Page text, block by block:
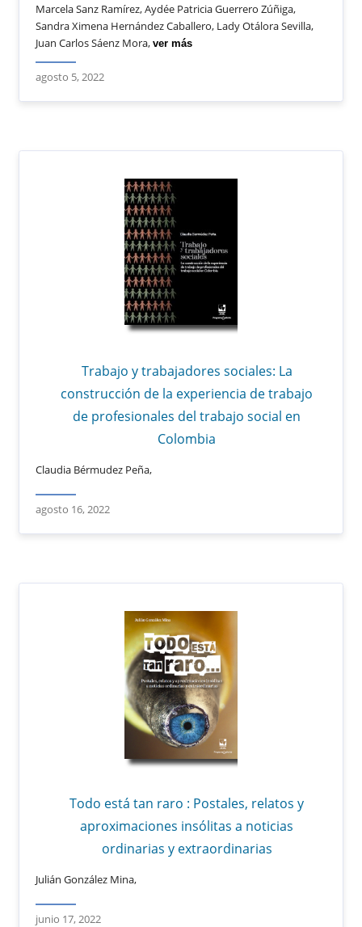
Marcela Sanz Ramírez, Aydée Patricia Guerrero Zúñiga,
Sandra Ximena Hernández Caballero, Lady Otálora Sevilla,
Juan Carlos Sáenz Mora,ver más
agosto 5, 2022
Trabajo y trabajadores sociales: La
construcción de la experiencia de trabajo
de profesionales del trabajo social en
Colombia
Claudia Bérmudez Peña,
agosto 16, 2022
Todo está tan raro : Postales, relatos y
aproximaciones insólitas a noticias
ordinarias y extraordinarias
Julián González Mina,
junio 17, 2022